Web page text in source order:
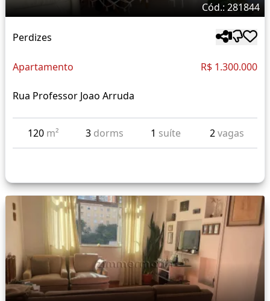
Cód.: 281844
Perdizes
Apartamento R$ 1.300.000
Rua Professor Joao Arruda
120 m² 3 dorms 1 suíte 2vagas